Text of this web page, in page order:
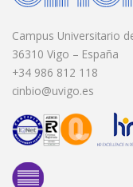
Campus Universitario
36310 Vigo – España
+34 986 812 118
cinbio@uvigo.es